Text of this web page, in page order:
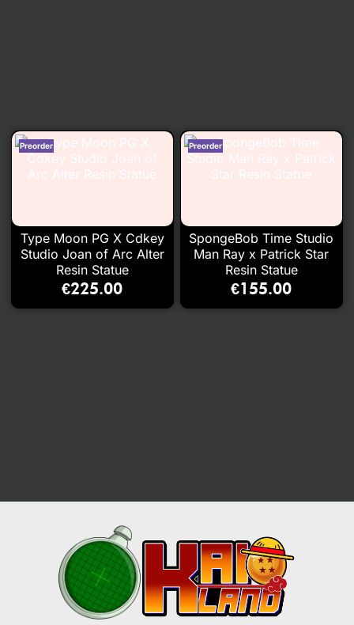
Type Moon PG X Cdkey
Studio Joan of Arc Alter
Resin Statue
€225.00
SpongeBob Time Studio
Man Ray x Patrick Star
Resin Statue
€155.00